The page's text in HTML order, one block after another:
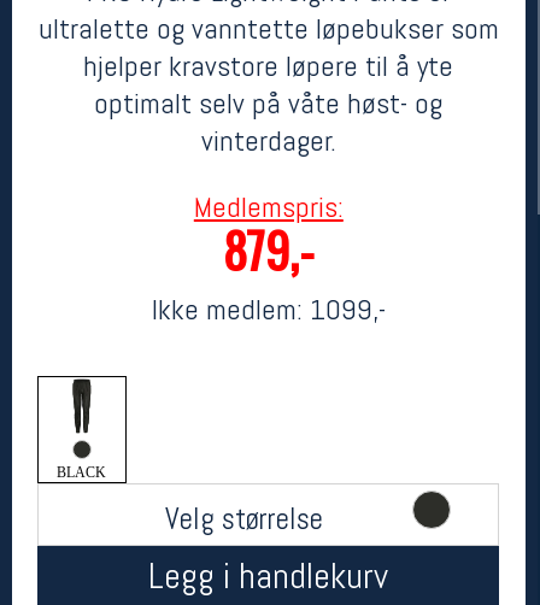
ultralette og vanntette løpebukser som
hjelper kravstore løpere til å yte
optimalt selv på våte høst- og
vinterdager.
Medlemspris:
879,-
Ikke medlem: 1099,-
BLACK
Velg størrelse
Legg i handlekurv
Oslo Sportslager
Torggata 20
0183 Oslo
Telefon: 23 32 62 00
(telefontid man-fredag klokken 10-13)
Kontakt oss